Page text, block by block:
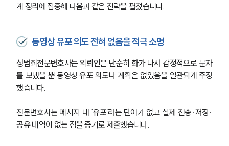
계 정리에 집중해 다음과 같은 전략을 펼쳤습니다.
동영상 유포 의도 전혀 없음을 적극 소명
성범죄전문변호사는 의뢰인은 단순히 화가 나서 감정적으로 문자
를 보냈을 뿐 동영상 유포 의도나 계획은 없었음을 일관되게 주장
했습니다.
전문변호사는 메시지 내 ‘유포’라는 단어가 없고 실제 전송·저장·
공유 내역이 없는 점을 증거로 제출했습니다.